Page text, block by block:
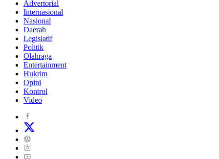
Advertorial
Internasional
Nasional
Daerah
Legislatif
Politik
Olahraga
Entertainment
Hukrim
Opini
Kontrol
Video